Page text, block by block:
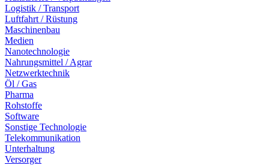
Logistik / Transport
Luftfahrt / Rüstung
Maschinenbau
Medien
Nanotechnologie
Nahrungsmittel / Agrar
Netzwerktechnik
Öl / Gas
Pharma
Rohstoffe
Software
Sonstige Technologie
Telekommunikation
Unterhaltung
Versorger